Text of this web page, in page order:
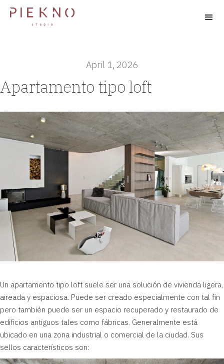
April 1, 2026
Apartamento tipo loft
Un apartamento tipo loft suele ser una solución de vivienda ligera,
aireada y espaciosa. Puede ser creado especialmente con tal fin
pero también puede ser un espacio recuperado y restaurado de
edificios antiguos tales como fábricas. Generalmente está
ubicado en una zona industrial o comercial de la ciudad. Sus
sellos característicos son: